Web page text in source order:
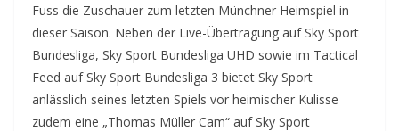
Fuss die Zuschauer zum letzten Münchner Heimspiel in
dieser Saison. Neben der Live-Übertragung auf Sky Sport
Bundesliga, Sky Sport Bundesliga UHD sowie im Tactical
Feed auf Sky Sport Bundesliga 3 bietet Sky Sport
anlässlich seines letzten Spiels vor heimischer Kulisse
zudem eine „Thomas Müller Cam“ auf Sky Sport